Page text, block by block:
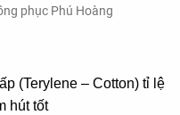
phục Phú Hoàng
(Terylene – Cotton) tỉ lệ
hút tốt